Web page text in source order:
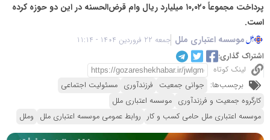
پرداخت مجموعاً ۱۰,۰۲۰ میلیارد ریال وام قرض‌الحسنه در این دو حوزه کرده
است.
موسسه اعتباری ملل جمعه 22 فروردین 1404 - 11:14
اشتراک گذاری:
لینک کوتاه
برچسب‌ها: جوانی جمعیت فرزندآوری مسئولیت اجتماعی
کارگروه جمعیت و فرزندآوری موسسه اعتباری ملل
موسسه اعتباری ملل حامی کسب و کار روابط عمومی موسسه اعتباری ملل وملل